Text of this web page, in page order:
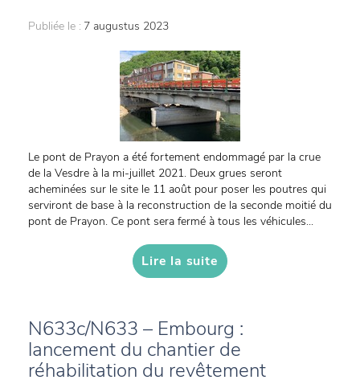
Publiée le : 7 augustus 2023
Le pont de Prayon a été fortement endommagé par la crue
de la Vesdre à la mi-juillet 2021. Deux grues seront
acheminées sur le site le 11 août pour poser les poutres qui
serviront de base à la reconstruction de la seconde moitié du
pont de Prayon. Ce pont sera fermé à tous les véhicules...
Lire la suite
N633c/N633 – Embourg :
lancement du chantier de
réhabilitation du revêtement